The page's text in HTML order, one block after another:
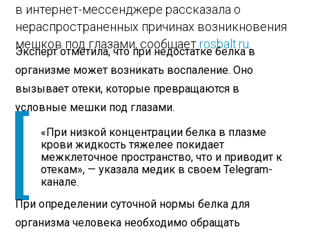
в интернет-мессенджере рассказала о
нераспространенных причинах возникновения
мешков под глазами, сообщаетrosbalt.ru
Эксперт отметила, что при недостатке белка в
организме может возникать воспаление. Оно
вызывает отеки, которые превращаются в
условные мешки под глазами.
«При низкой концентрации белка в плазме
крови жидкость тяжелее покидает
межклеточное пространство, что и приводит к
отекам», — указала медик в своем Telegram-
канале.
При определении суточной нормы белка для
организма человека необходимо обращать